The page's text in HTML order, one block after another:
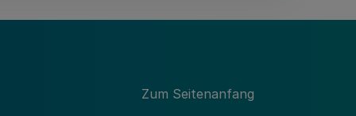
Zum Seitenanfang